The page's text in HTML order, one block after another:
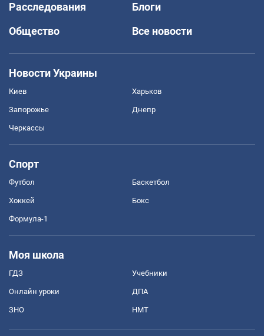
Расследования
Блоги
Общество
Все новости
Новости Украины
Киев Харьков
Запорожье Днепр
Черкассы
Спорт
Футбол Баскетбол
Хоккей Бокс
Формула-1
Моя школа
ГДЗ Учебники
Онлайн уроки ДПА
ЗНО НМТ